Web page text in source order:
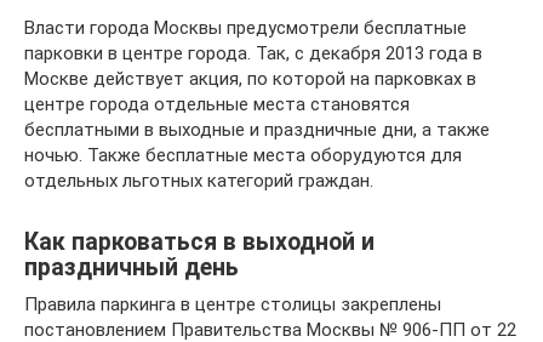
Власти города Москвы предусмотрели бесплатные
парковки в центре города. Так, с декабря 2013 года в
Москве действует акция, по которой на парковках в
центре города отдельные места становятся
бесплатными в выходные и праздничные дни, а также
ночью. Также бесплатные места оборудуются для
отдельных льготных категорий граждан.
Как парковаться в выходной и
праздничный день
Правила паркинга в центре столицы закреплены
постановлением Правительства Москвы № 906-ПП от 22